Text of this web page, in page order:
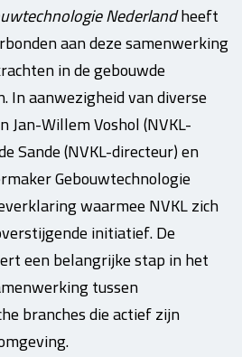
Nederlandheeft
aan deze samenwerking
in de gebouwde
In aanwezigheid van diverse
Jan-Willem Voshol (NVKL-
Sande (NVKL-directeur) en
Gebouwtechnologie
waarmee NVKL zich
initiatief. De
een belangrijke stap in het
tussen
branches die actief zijn